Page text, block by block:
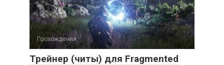
Прохождения
Трейнер (читы) для Fragmented